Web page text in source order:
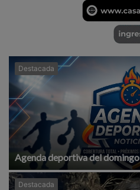
Destacada
Agenda deportiva del domingo
Destacada